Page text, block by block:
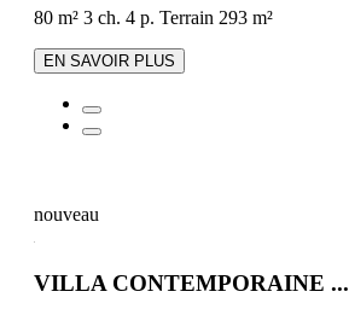
80 m² 3 ch. 4 p. Terrain 293 m²
EN SAVOIR PLUS
nouveau
VILLA CONTEMPORAINE ...